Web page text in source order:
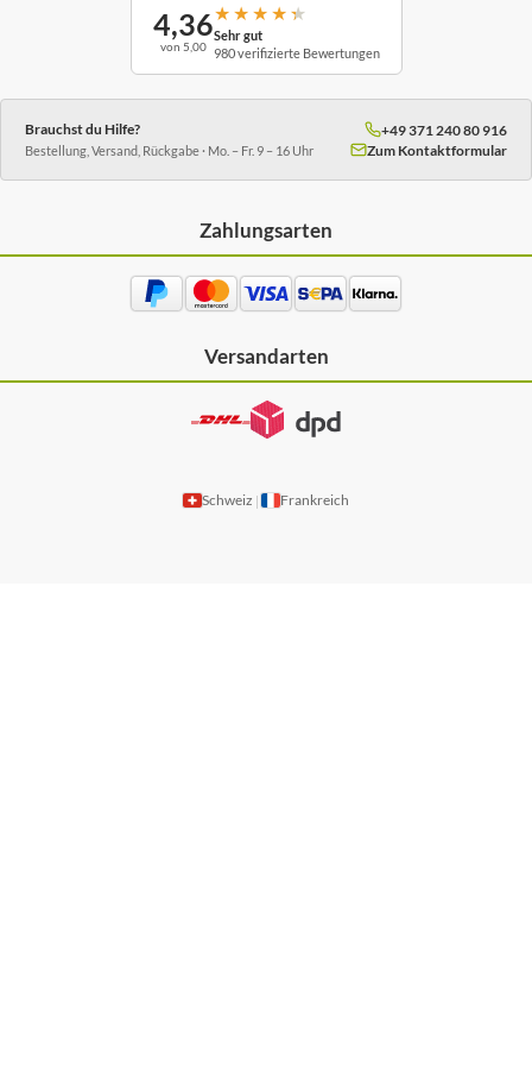
4,36
von 5,00
★ ★ ★ ★ ★
Sehr gut
980 verifizierte Bewertungen
Brauchst du Hilfe?
Bestellung, Versand, Rückgabe · Mo. – Fr. 9 – 16 Uhr
+49 371 240 80 916
Zum Kontaktformular
Zahlungsarten
Versandarten
Schweiz | Frankreich